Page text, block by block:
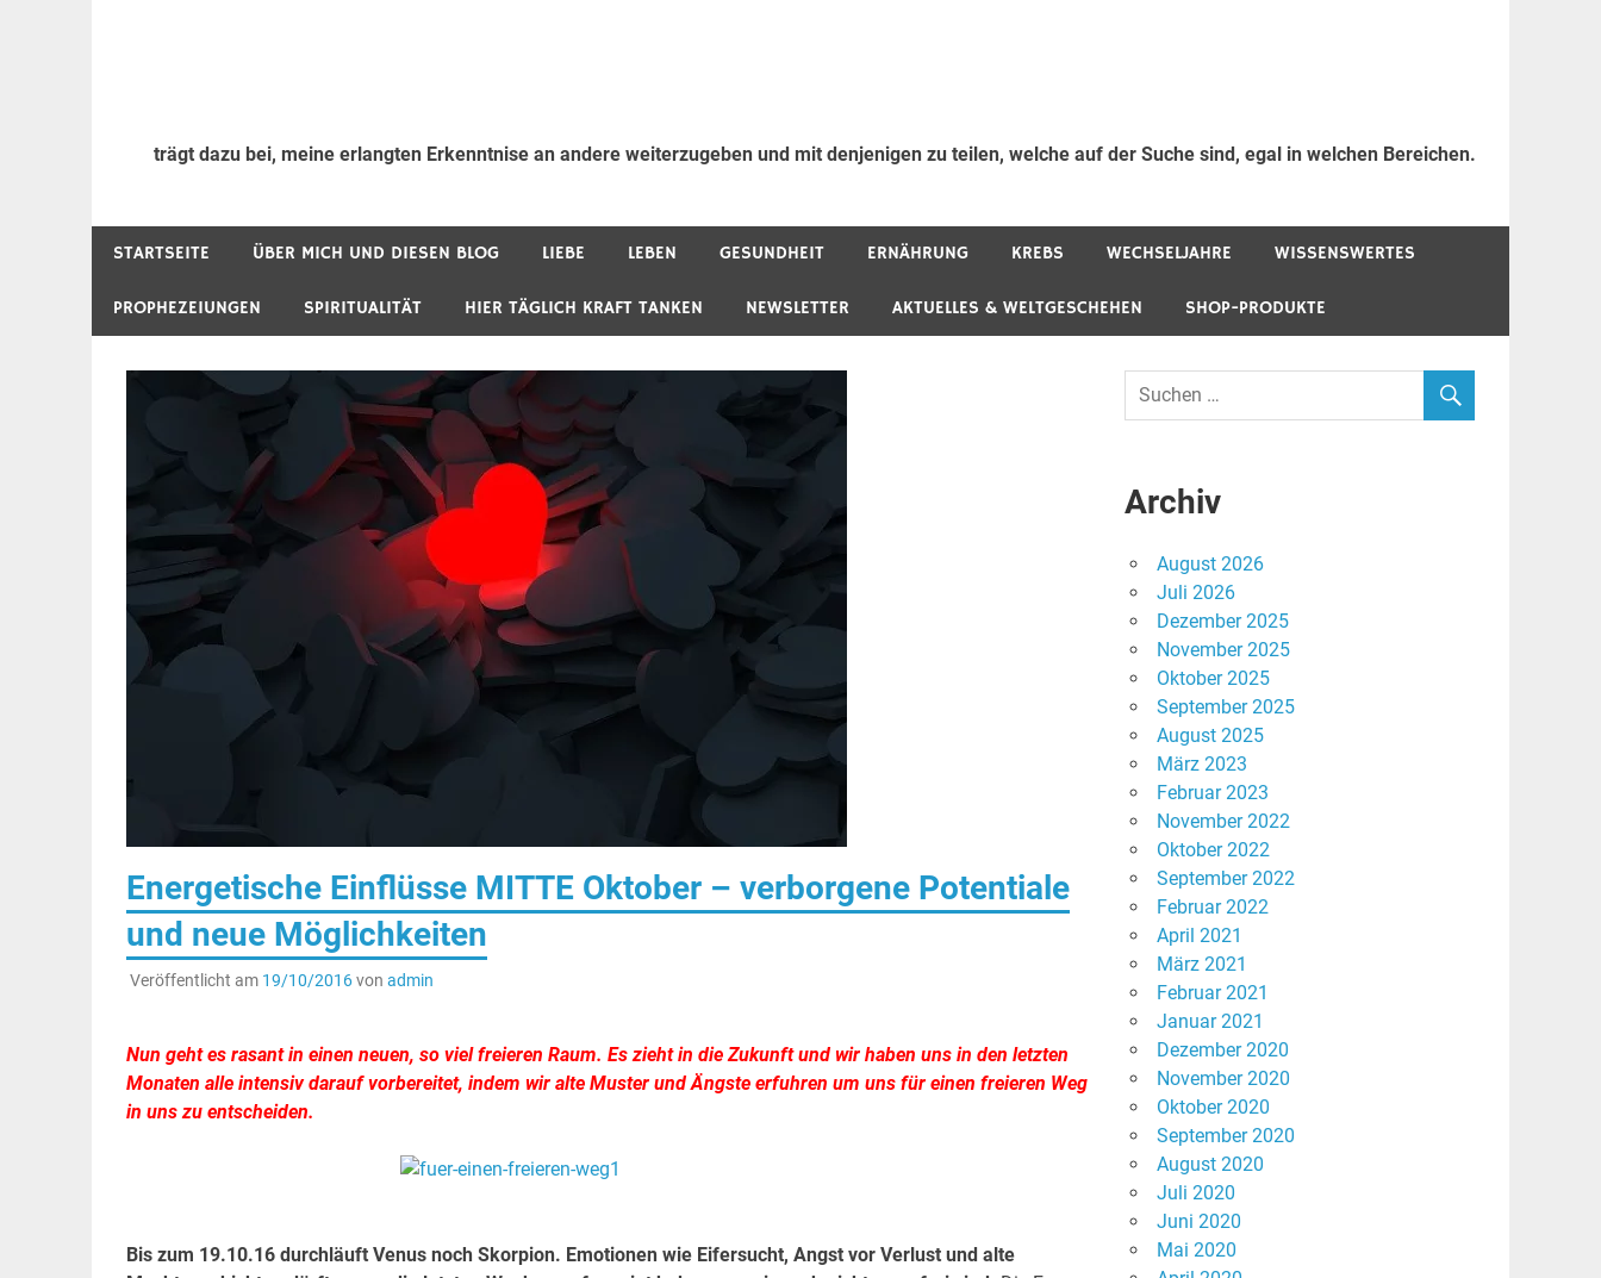
trägt dazu bei, meine erlangten Erkenntnise an andere weiterzugeben und mit denjenigen zu teilen, welche auf der Suche sind, egal in welchen Bereichen.
STARTSEITE ÜBER MICH UND DIESEN BLOG LIEBE LEBEN GESUNDHEIT ERNÄHRUNG KREBS WECHSELJAHRE WISSENSWERTES
PROPHEZEIUNGEN SPIRITUALITÄT HIER TÄGLICH KRAFT TANKEN NEWSLETTER AKTUELLES & WELTGESCHEHEN SHOP-PRODUKTE
Energetische Einflüsse MITTE Oktober – verborgene Potentiale
und neue Möglichkeiten
Veröffentlicht am 19/10/2016von admin
Nun geht es rasant in einen neuen, so viel freieren Raum. Es zieht in die Zukunft und wir haben uns in den letzten
Monaten alle intensiv darauf vorbereitet, indem wir alte Muster und Ängste erfuhren um uns für einen freieren Weg
in uns zu entscheiden.
Bis zum 19.10.16 durchläuft Venus noch Skorpion. Emotionen wie Eifersucht, Angst vor Verlust und alte
Archiv
August 2026
Juli 2026
Dezember 2025
November 2025
Oktober 2025
September 2025
August 2025
März 2023
Februar 2023
November 2022
Oktober 2022
September 2022
Februar 2022
April 2021
März 2021
Februar 2021
Januar 2021
Dezember 2020
November 2020
Oktober 2020
September 2020
August 2020
Juli 2020
Juni 2020
Mai 2020